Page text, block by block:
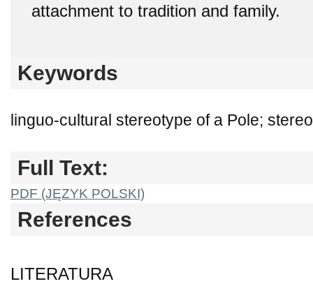
attachment to tradition and family.
Keywords
linguo-cultural stereotype of a Pole;
Full Text:
PDF (JĘZYK POLSKI)
References
LITERATURA